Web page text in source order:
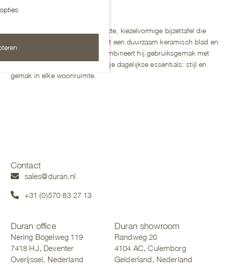
De Como Butler is een compacte, kiezelvormige bijzettafel die
perfect naast de bank past. Met een duurzaam keramisch blad en
een minimalistisch ontwerp combineert hij gebruiksgemak met
moderne elegantie. Ideaal voor je dagelijkse essentials: stijl en
gemak in elke woonruimte.
Contact
sales@duran.nl
+31 (0)570 83 27 13
Duran office
Nering Bögelweg 119
7418 HJ, Deventer
Overijssel, Nederland
Duran showroom
Randweg 20
4104 AC, Culemborg
Gelderland, Nederland